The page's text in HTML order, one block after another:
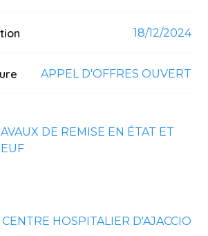
18/12/2024
APPEL D'OFFRES OUVERT
DE REMISE EN ÉTAT ET
CENTRE HOSPITALIER D'AJACCIO